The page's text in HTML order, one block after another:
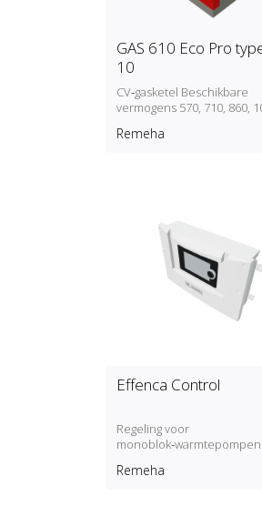
GAS 610 Eco Pro
10
CV‑gasketel Beschikbare
vermogens 570, 710, 860,
Remeha
Effenca Control
Regeling voor
monoblok‑warmtepompen
toepassingen.
Remeha